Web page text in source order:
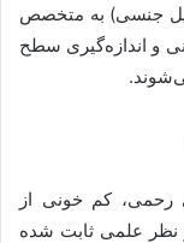
جنسی) به متخصص
و اندازه‌گیری سطح
رحمی، کم‌ خونی از
نظر علمی ثابت شده